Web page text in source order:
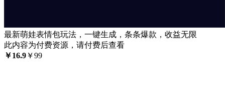
最新萌娃表情包玩法，一键生成，条条爆款，收益无限
此内容为付费资源，请付费后查看
￥16.9 ￥99